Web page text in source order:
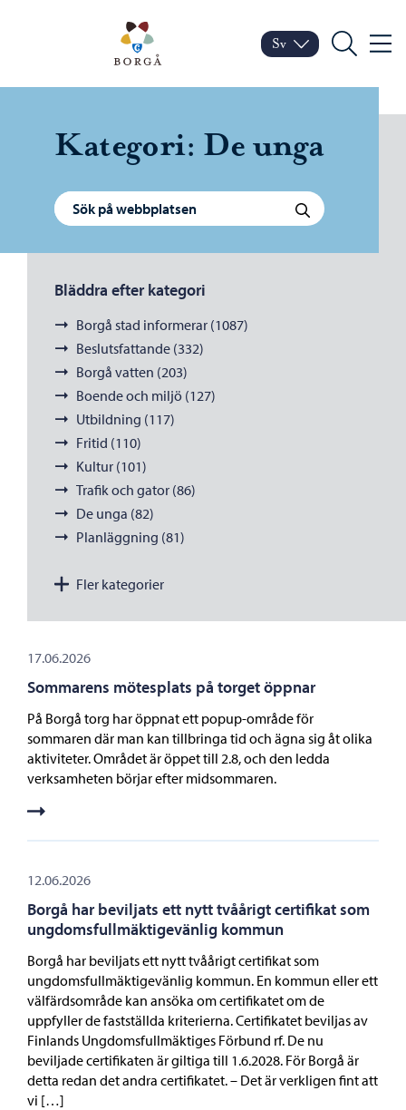
Porvoo – Gå till
Byt språk
Nuvarande språk:
Sv
Sök Meny
Kategori: De unga
Sök efter: Sök
Bläddra efter kategori
Borgå stad informerar (1087)
Beslutsfattande (332)
Borgå vatten (203)
Boende och miljö (127)
Utbildning (117)
Fritid (110)
Kultur (101)
Trafik och gator (86)
De unga (82)
Planläggning (81)
Fler kategorier
17.06.2026
Sommarens mötesplats på torget öppnar
På Borgå torg har öppnat ett popup-område för
sommaren där man kan tillbringa tid och ägna sig åt olika
aktiviteter. Området är öppet till 2.8, och den ledda
verksamheten börjar efter midsommaren.
12.06.2026
Borgå har beviljats ett nytt tvåårigt certifikat som
ungdomsfullmäktigevänlig kommun
Borgå har beviljats ett nytt tvåårigt certifikat som
ungdomsfullmäktigevänlig kommun. En kommun eller ett
välfärdsområde kan ansöka om certifikatet om de
uppfyller de fastställda kriterierna. Certifikatet beviljas av
Finlands Ungdomsfullmäktiges Förbund rf. De nu
beviljade certifikaten är giltiga till 1.6.2028. För Borgå är
detta redan det andra certifikatet. – Det är verkligen fint att
vi […]